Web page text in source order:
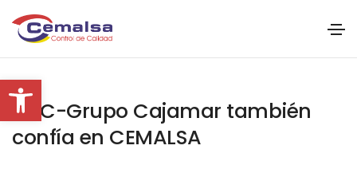
Abrir barra de herramientas
BCC-Grupo Cajamar también
confía en CEMALSA